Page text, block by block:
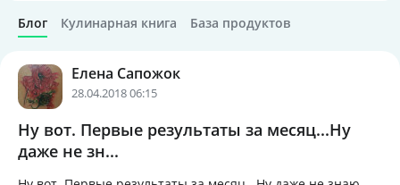
Блог Кулинарная книга База продуктов
Елена Сапожок
28.04.2018 06:15
Ну вот. Первые результаты за месяц...Ну
даже не зн...